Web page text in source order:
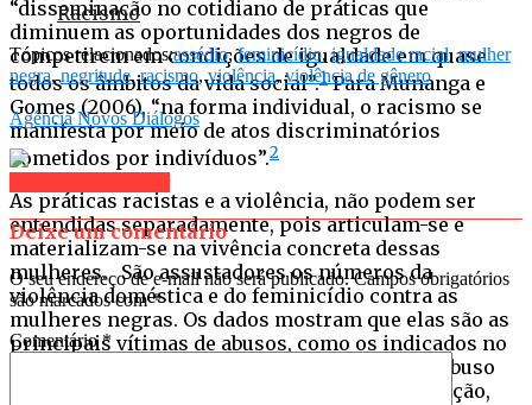
“disseminação no cotidiano de práticas que
diminuem as oportunidades dos negros de
competirem em condições de igualdade em quase
todos os âmbitos da vida social”.1Para Munanga e
Gomes (2006), “na forma individual, o racismo se
manifesta por meio de atos discriminatórios
cometidos por indivíduos”.2
As práticas racistas e a violência, não podem ser
entendidas separadamente, pois articulam-se e
materializam-se na vivência concreta dessas
mulheres. São assustadores os números da
violência doméstica e do feminicídio contra as
mulheres negras. Os dados mostram que elas são as
principais vítimas de abusos, como os indicados no
Dossiê sobre violência e racismo: “assédio e abuso
na infância, violência sexual, tráfico e exploração,
Racismo
Tópicos relacionados:assédio,feminicídio,igualdade racial,mulher
negra,negritude,racismo,violência,violência de gênero
Agência Novos Diálogos
Deixe um comentário
O seu endereço de e-mail não será publicado. Campos obrigatórios
são marcados com*
Comentário*